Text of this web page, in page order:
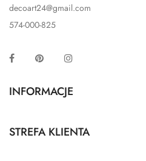
decoart24@gmail.com
574-000-825
Facebook Pinterest
INFORMACJE
STREFA KLIENTA